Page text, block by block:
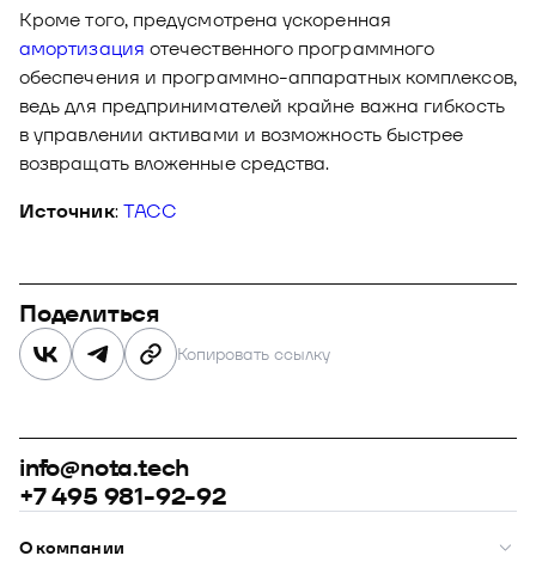
Кроме того, предусмотрена ускоренная
амортизация отечественного программного
обеспечения и программно-аппаратных комплексов,
ведь для предпринимателей крайне важна гибкость
в управлении активами и возможность быстрее
возвращать вложенные средства.
Источник:ТАСС
Поделиться
Копировать ссылку
info@nota.tech
+7 495 981-92-92
О компании